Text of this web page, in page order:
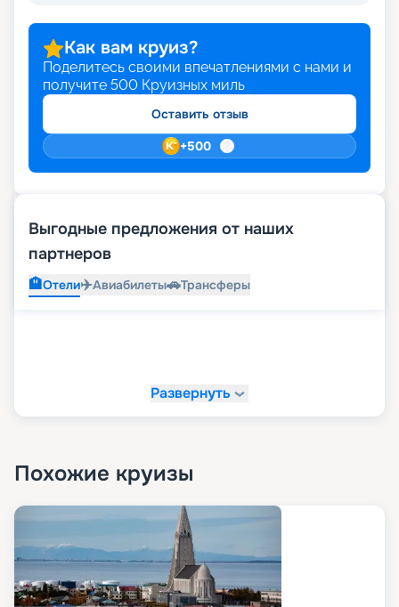
Как вам круиз?
Поделитесь своими впечатлениями с нами и
получите 500 Круизных миль
Оставить отзыв
+500
Выгодные предложения от наших
партнеров
🏨Отели✈️Авиабилеты🚗Трансферы
Развернуть
Похожие круизы